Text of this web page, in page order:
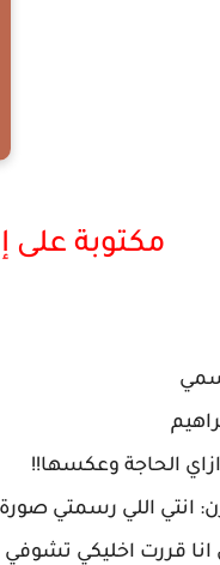
مكتوبة
الحاجة وعكسها!!
انتي اللي رسمتي
قررت اخليكي تشوفي